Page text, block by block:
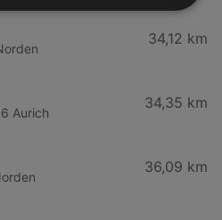
34,12 km
Aurich
34,35 km
36,09 km